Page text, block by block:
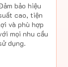
bảo hiệu
cao, tiện
và phù hợp
mọi nhu cầu
dụng.